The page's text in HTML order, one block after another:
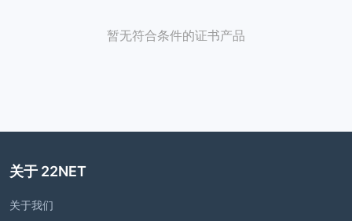
暂无符合条件的证书产品
关于 22NET
关于我们